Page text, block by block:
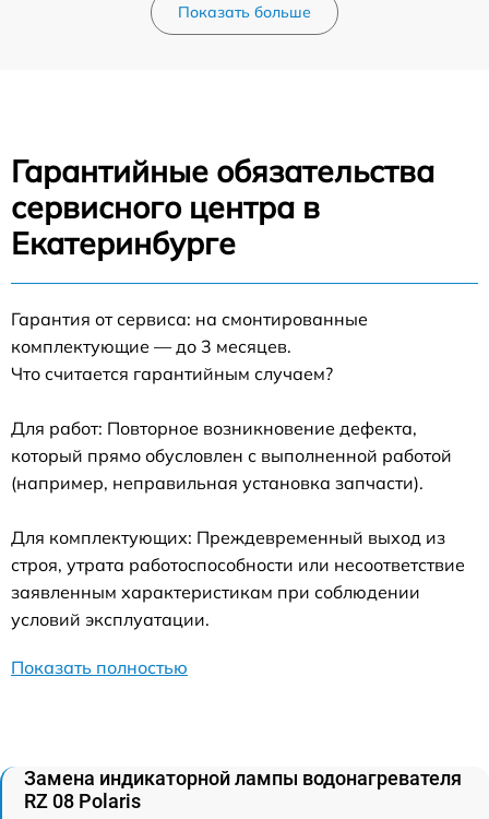
Показать больше
Гарантийные обязательства
сервисного центра в
Екатеринбурге
Гарантия от сервиса: на смонтированные
комплектующие — до 3 месяцев.
Что считается гарантийным случаем?
Для работ: Повторное возникновение дефекта,
который прямо обусловлен с выполненной работой
(например, неправильная установка запчасти).
Для комплектующих: Преждевременный выход из
строя, утрата работоспособности или несоответствие
заявленным характеристикам при соблюдении
условий эксплуатации.
Показать полностью
Замена индикаторной лампы водонагревателя
RZ 08 Polaris